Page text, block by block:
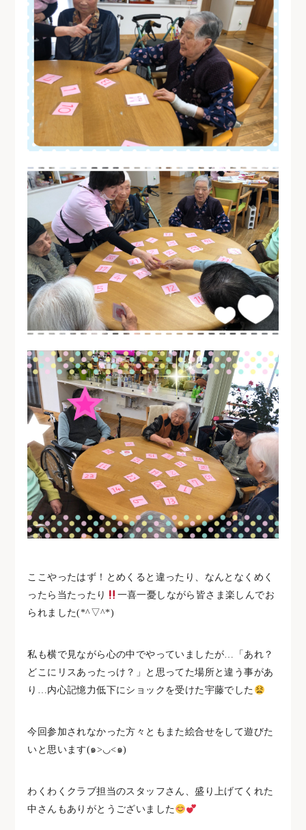
ここやったはず！とめくると違ったり、なんとなくめく
ったら当たったり
一喜一憂しながら皆さま楽しんでお
られました(*^▽^*)
私も横で見ながら心の中でやっていましたが…「あれ？
どこにリスあったっけ？」と思ってた場所と違う事があ
り…内心記憶力低下にショックを受けた宇藤でした
今回参加されなかった方々ともまた絵合せをして遊びた
いと思います(๑>◡<๑)
わくわくクラブ担当のスタッフさん、盛り上げてくれた
中さんもありがとうございました